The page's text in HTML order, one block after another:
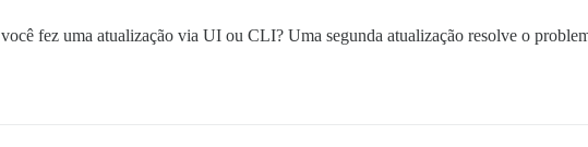
você fez uma atualização via UI ou CLI? Uma segunda atualização resolve o